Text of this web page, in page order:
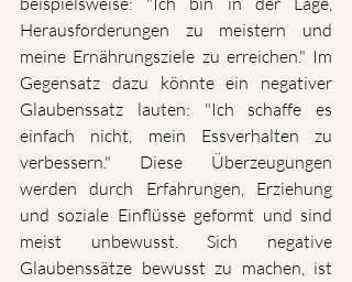
Herausforderungen zu meistern und
meine Ernährungsziele zu erreichen." Im
Gegensatz dazu könnte ein negativer
Glaubenssatz lauten: "Ich schaffe es
einfach nicht, mein Essverhalten zu
verbessern." Diese Überzeugungen
werden durch Erfahrungen, Erziehung
und soziale Einflüsse geformt und sind
meist unbewusst. Sich negative
Glaubenssätze bewusst zu machen, ist